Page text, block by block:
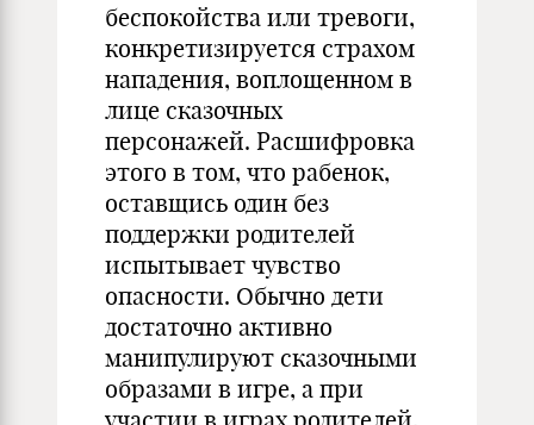
беспокойства или тревоги,
конкретизируется страхом
нападения, воплощенном в
лице сказочных
персонажей. Расшифровка
этого в том, что рабенок,
оставщись один без
поддержки родителей
испытывает чувство
опасности. Обычно дети
достаточно активно
манипулируют сказочными
образами в игре, а при